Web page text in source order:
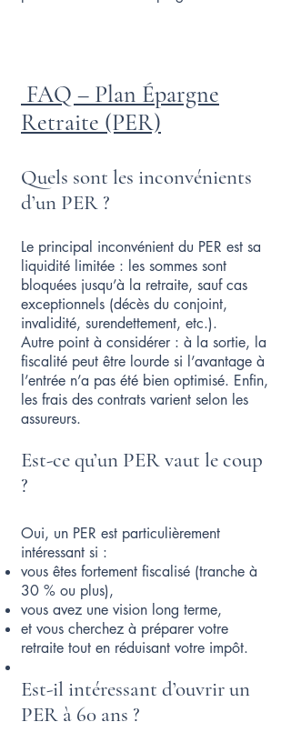
FAQ – Plan Épargne
Retraite (PER)
Quels sont les inconvénients
d’un PER ?
Le principal inconvénient du PER est sa
liquidité limitée : les sommes sont
bloquées jusqu’à la retraite, sauf cas
exceptionnels (décès du conjoint,
invalidité, surendettement, etc.).
Autre point à considérer : à la sortie, la
fiscalité peut être lourde si l’avantage à
l’entrée n’a pas été bien optimisé. Enfin,
les frais des contrats varient selon les
assureurs.
Est-ce qu’un PER vaut le coup
?
Oui, un PER est particulièrement
intéressant si :
vous êtes fortement fiscalisé (tranche à
30 % ou plus),
vous avez une vision long terme,
et vous cherchez à préparer votre
retraite tout en réduisant votre impôt.
Est-il intéressant d’ouvrir un
PER à 60 ans ?